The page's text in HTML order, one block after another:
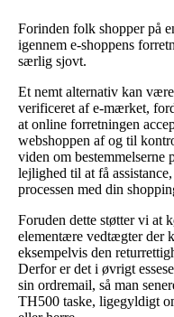
Forinden folk shopper på
igennem e-shoppens
særlig sjovt.
Et nemt alternativ kan
verificeret af e-mærket,
at online forretningen
webshoppen af og til
viden om bestemmelserne
lejlighed til at få
processen med din
Foruden dette støtter vi at
elementære vedtægter der
eksempelvis den
Derfor er det i øvrigt
sin ordremail, så man
TH500 taske, ligegyldigt